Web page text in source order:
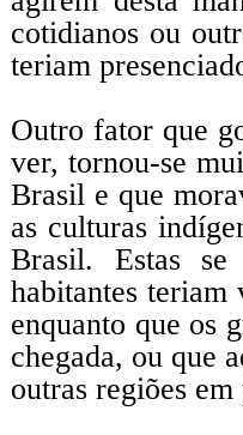
cotidianos ou
teriam
Outro fator que
ver, tornou-se
Brasil e que
as culturas
Brasil. Estas se
habitantes teriam
enquanto que os
chegada, ou que
outras regiões